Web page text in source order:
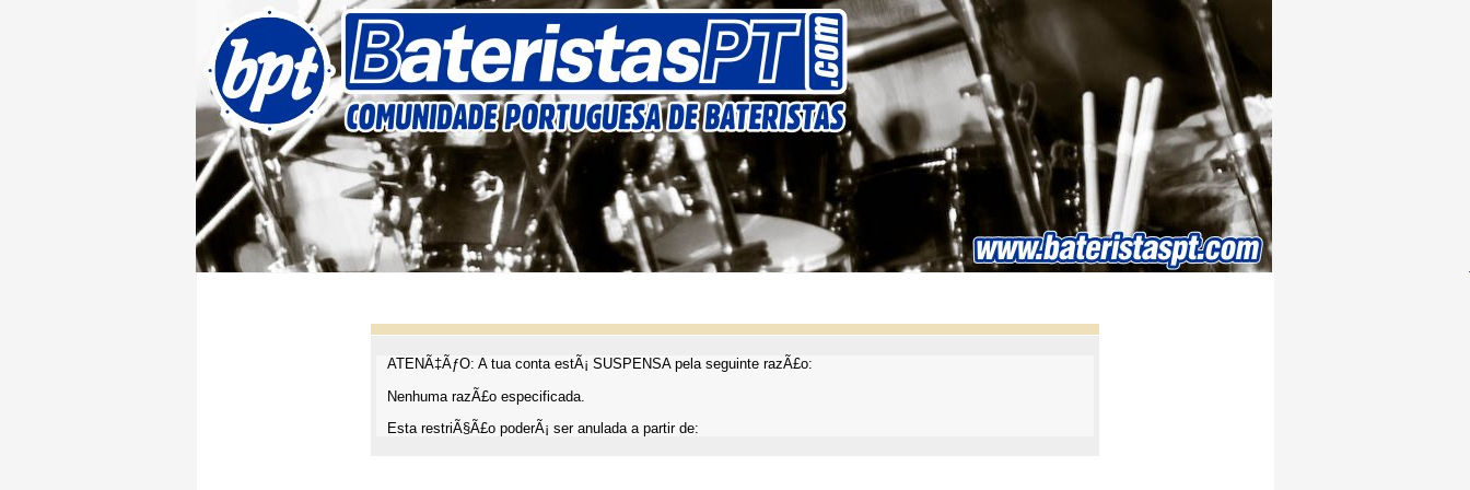
ATENÃ‡ÃƒO: A tua conta estÃ¡ SUSPENSA pela seguinte razÃ£o:
Nenhuma razÃ£o especificada.
Esta restriÃ§Ã£o poderÃ¡ ser anulada a partir de: